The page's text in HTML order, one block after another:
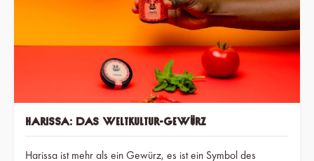
Harissa: Das Weltkultur-Gewürz
Harissa ist mehr als ein Gewürz, es ist ein Symbol des